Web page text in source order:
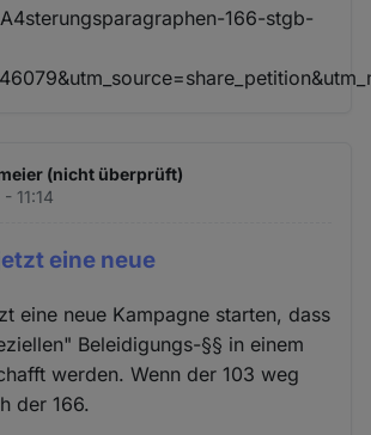
166-stgb-
(nicht überprüft)
11:14
eine neue
eine neue Kampagne starten, dass
Beleidigungs-§§ in einem
werden. Wenn der 103 weg
der 166.